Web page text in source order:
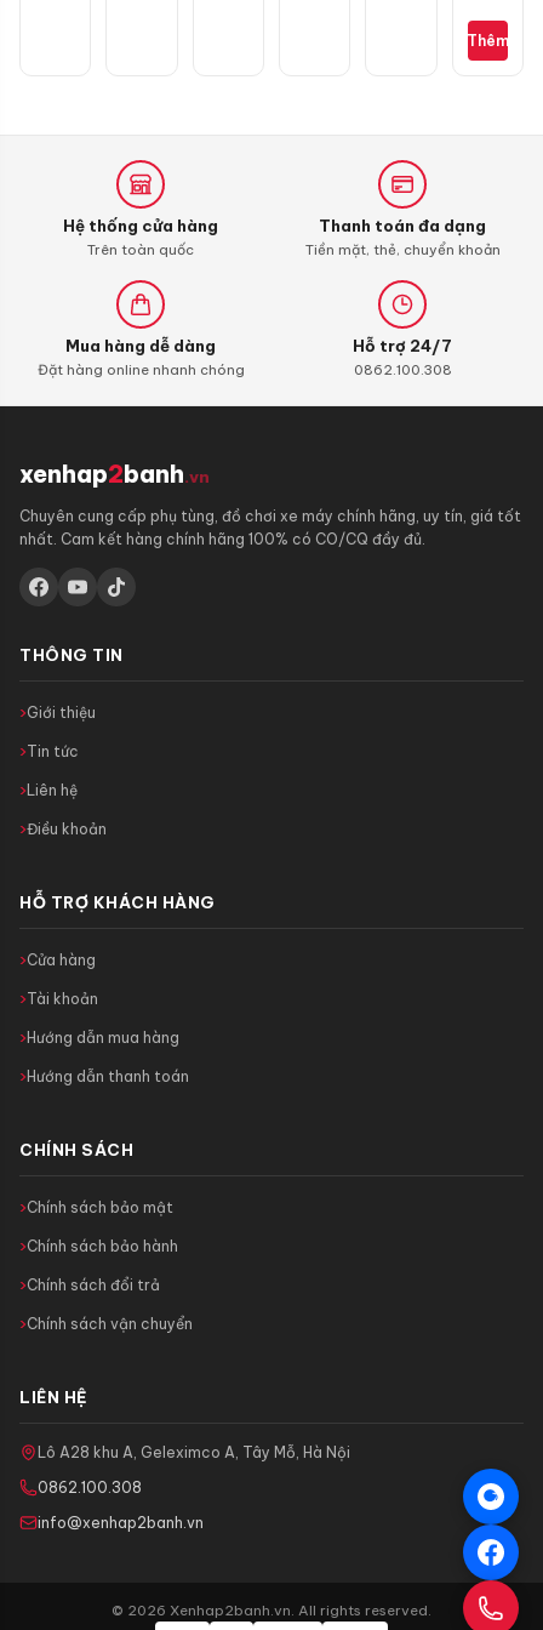
S110,
RSX
con)
Thêm
Hệ thống cửa hàng
Trên toàn quốc
Thanh toán đa dạng
Tiền mặt, thẻ, chuyển khoản
Mua hàng dễ dàng
Đặt hàng online nhanh chóng
Hỗ trợ 24/7
0862.100.308
xenhap2banh.vn
Chuyên cung cấp phụ tùng, đồ chơi xe máy chính hãng, uy tín, giá tốt
nhất. Cam kết hàng chính hãng 100% có CO/CQ đầy đủ.
THÔNG TIN
Giới thiệu
Tin tức
Liên hệ
Điều khoản
HỖ TRỢ KHÁCH HÀNG
Cửa hàng
Tài khoản
Hướng dẫn mua hàng
Hướng dẫn thanh toán
CHÍNH SÁCH
Chính sách bảo mật
Chính sách bảo hành
Chính sách đổi trả
Chính sách vận chuyển
LIÊN HỆ
Lô A28 khu A, Geleximco A, Tây Mỗ, Hà Nội
0862.100.308
info@xenhap2banh.vn
© 2026 Xenhap2banh.vn. All rights reserved.